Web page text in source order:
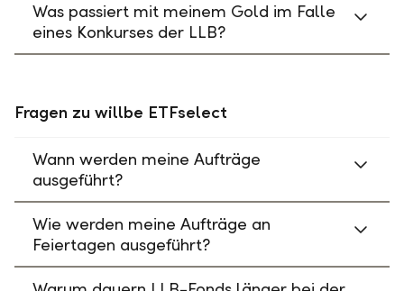
Was passiert mit meinem Gold im Falle
eines Konkurses der LLB?
Fragen zu willbe ETFselect
Wann werden meine Aufträge
ausgeführt?
Wie werden meine Aufträge an
Feiertagen ausgeführt?